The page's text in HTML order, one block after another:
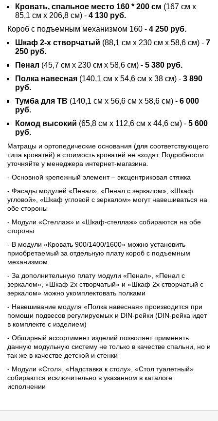
Кровать, спальное место 160 * 200 см (167 см х
85,1 см х 206,8 см) - 4 130 руб.
Короб с подъемным механизмом 160 - 4 250 руб.
Шкаф 2-х створчатый (88,1 см х 230 см х 58,6 см) - 7
250 руб.
Пенал (45,7 см х 230 см х 58,6 см) - 5 380 руб.
Полка навесная (140,1 см х 54,6 см х 38 см) - 3 890
руб.
Тумба для ТВ (140,1 см х 56,6 см х 58,6 см) - 6 000
руб.
Комод высокий (65,8 см х 112,6 см х 44,6 см) - 5 600
руб.
Матрацы и ортопедические основания (для соответствующего
типа кроватей) в стоимость кроватей не входят. Подробности
уточняйте у менеджера интернет-магазина.
- Основной крепежный элемент – эксцентриковая стяжка
- Фасады модулей «Пенал», «Пенал с зеркалом», «Шкаф
угловой», «Шкаф угловой с зеркалом» могут навешиваться на
обе стороны
- Модули «Стеллаж» и «Шкаф-стеллаж» собираются на обе
стороны
- В модули «Кровать 900/1400/1600» можно установить
приобретаемый за отдельную плату короб с подъемным
механизмом
- За дополнительную плату модули «Пенал», «Пенал с
зеркалом», «Шкаф 2х створчатый» и «Шкаф 2х створчатый с
зеркалом» можно укомплектовать полками
- Навешивание модуля «Полка навесная» производится при
помощи подвесов регулируемых и DIN-рейки (DIN-рейка идет
в комплекте с изделием)
- Обширный ассортимент изделий позволяет применять
данную модульную систему не только в качестве спальни, но и
так же в качестве детской и стенки
- Модули «Стол», «Надставка к столу», «Стол туалетный»
собираются исключительно в указанном в каталоге
исполнении